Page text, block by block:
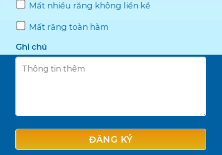
Mất nhiều răng không liền kề
Mất răng toàn hàm
Ghi chú